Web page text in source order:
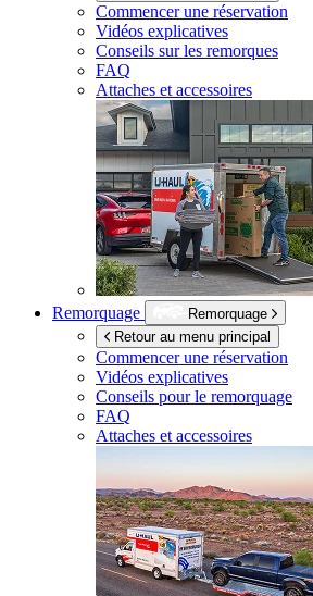
Commencer une réservation
Vidéos explicatives
Conseils sur les remorques
FAQ
Attaches et accessoires
Remorquage
Remorquage
Retour au menu principal
Commencer une réservation
Vidéos explicatives
Conseils pour le remorquage
FAQ
Attaches et accessoires